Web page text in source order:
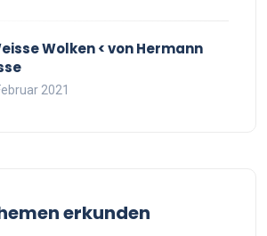
Wolken < von Hermann
2021
erkunden